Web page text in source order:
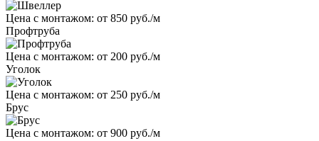
Цена с монтажом: от 850 руб./м
Профтруба
Цена с монтажом: от 200 руб./м
Уголок
Цена с монтажом: от 250 руб./м
Брус
Цена с монтажом: от 900 руб./м